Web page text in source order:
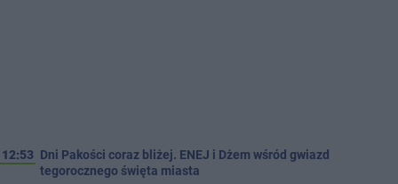
12:53 Dni Pakości coraz bliżej. ENEJ i Dżem wśród gwiazd
tegorocznego święta miasta